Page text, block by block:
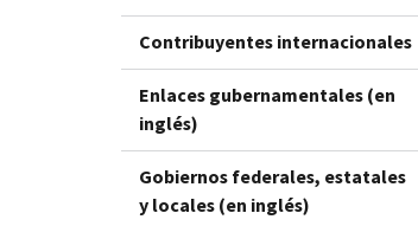
Contribuyentes internacionales
Enlaces gubernamentales (en
inglés)
Gobiernos federales, estatales
y locales (en inglés)